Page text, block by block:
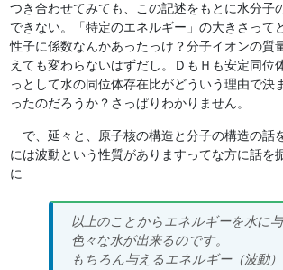
つき合わせてみても、この記述をもとに水分子
できない。「特定のエネルギー」の大きさって
性子に係数なんかあったっけ？分子イオンの質
えても変わらないはずだし。ＤもＨも安定同位
っとして水の同位体存在比がどういう理由で決
ったのだろうか？さっぱりわかりません。
で、延々と、原子核の構造と分子の構造の話
には波動という性質がありますってな方に話を
に
以上のことからエネルギーを水に
色々な水が出来るのです。
もちろん与えるエネルギー（波動